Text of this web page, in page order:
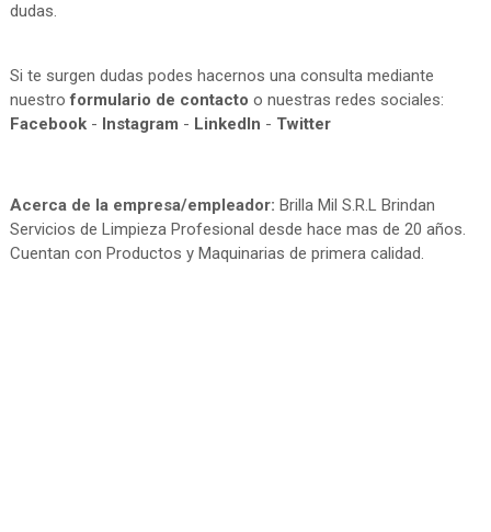
dudas.
Si te surgen dudas podes hacernos una consulta mediante
nuestroformulario de contacto o nuestras redes sociales:
Facebook- Instagram - LinkedIn - Twitter
Acerca de la empresa/empleador: Brilla Mil S.R.L Brindan
Servicios de Limpieza Profesional desde hace mas de 20 años.
Cuentan con Productos y Maquinarias de primera calidad.